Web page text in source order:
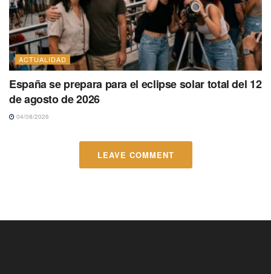
ACTUALIDAD
España se prepara para el eclipse solar total del 12
de agosto de 2026
04/08/2026
LEAVE COMMENT